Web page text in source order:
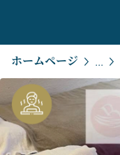
ホームページ ...